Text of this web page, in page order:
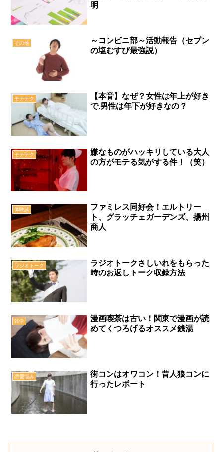
明
その他
～コンビニ部～活動報告（セブン
の塩むすび最強説）
モテテク
【本音】なぜ？女性は年上が好き
で.男性は年下が好きなの？
モテテク
嫌なものがハッキリしている大人
の方がモテる気がする件！（笑）
体験談
ファミレス同好会！エルトリー
ト、グラッチェガーデンズ、揚州
商人
ラジオトーク
ラジオトークさしいれをもらった
時のお返しトーク収録方法
雑学
漫画喫茶は古い！関東で漫画が読
めてくつろげるオススメ銭湯
恋愛悩み
街コンはオワコン！昔人狼コンに
行ったレポート